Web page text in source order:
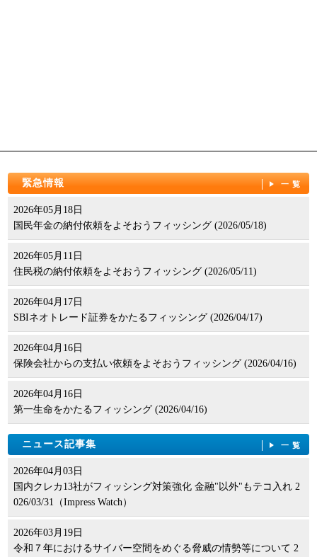
緊急情報 一覧
2026年05月18日
国民年金の納付依頼をよそおうフィッシング (2026/05/18)
2026年05月11日
住民税の納付依頼をよそおうフィッシング (2026/05/11)
2026年04月17日
SBIネオトレード証券をかたるフィッシング (2026/04/17)
2026年04月16日
保険会社からの支払い依頼をよそおうフィッシング (2026/04/16)
2026年04月16日
第一生命をかたるフィッシング (2026/04/16)
ニュース記事集 一覧
2026年04月03日
国内クレカ13社がフィッシング対策強化 金融"以外"もテコ入れ 2
026/03/31（Impress Watch）
2026年03月19日
令和７年におけるサイバー空間をめぐる脅威の情勢等について 2